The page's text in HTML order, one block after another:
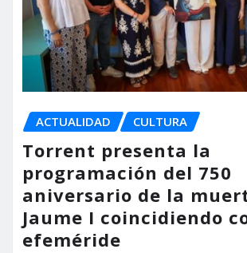
ACTUALIDAD CULTURA
Torrent presenta la
programación del 750
aniversario de la
Jaume I coincidiendo
efeméride